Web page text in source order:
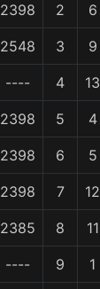
2398 2 6
2548 3 9
---- 4 13
2398 5 4
2398 6 5
2398 7 12
2385 8 11
---- 9 1